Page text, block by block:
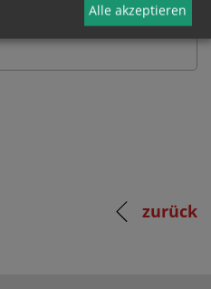
zurück
Alle akzeptieren